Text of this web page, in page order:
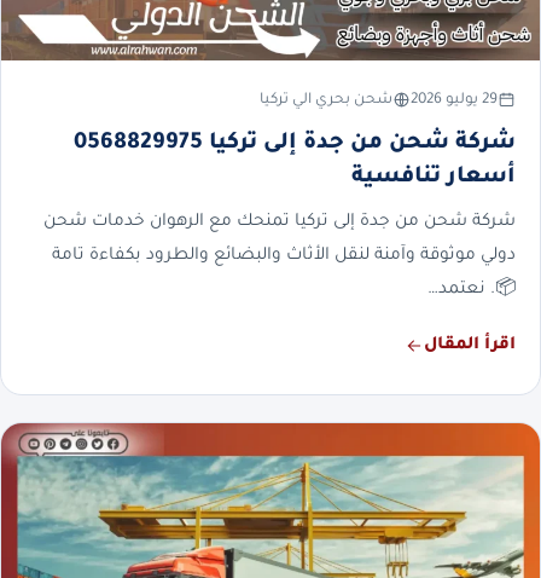
29 يوليو 2026 شحن بحري الي تركيا
شركة شحن من جدة إلى تركيا 0568829975
أسعار تنافسية
شركة شحن من جدة إلى تركيا تمنحك مع الرهوان خدمات شحن
دولي موثوقة وآمنة لنقل الأثاث والبضائع والطرود بكفاءة تامة
📦. نعتمد…
اقرأ المقال